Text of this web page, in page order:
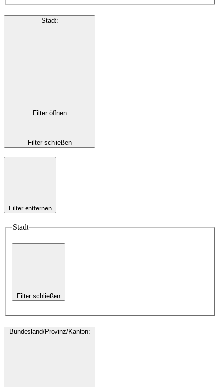
Stadt:
Filter öffnen
Filter schließen
Filter entfernen
Stadt
Filter schließen
Bundesland/Provinz/Kanton: